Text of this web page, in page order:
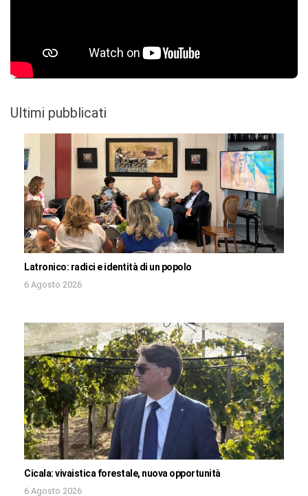
Ultimi pubblicati
Latronico: radici e identità di un popolo
6 Agosto 2026
Cicala: vivaistica forestale, nuova opportunità
6 Agosto 2026